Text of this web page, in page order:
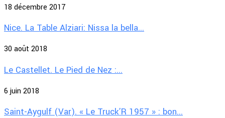
18 décembre 2017
Nice. La Table Alziari: Nissa la bella...
30 août 2018
Le Castellet. Le Pied de Nez :...
6 juin 2018
Saint-Aygulf (Var). « Le Truck’R 1957 » : bon...